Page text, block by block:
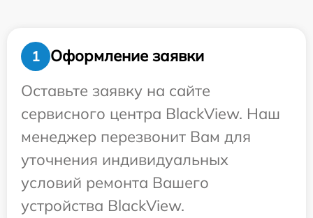
1
Оформление заявки
Оставьте заявку на сайте
сервисного центра BlackView. Наш
менеджер перезвонит Вам для
уточнения индивидуальных
условий ремонта Вашего
устройства BlackView.